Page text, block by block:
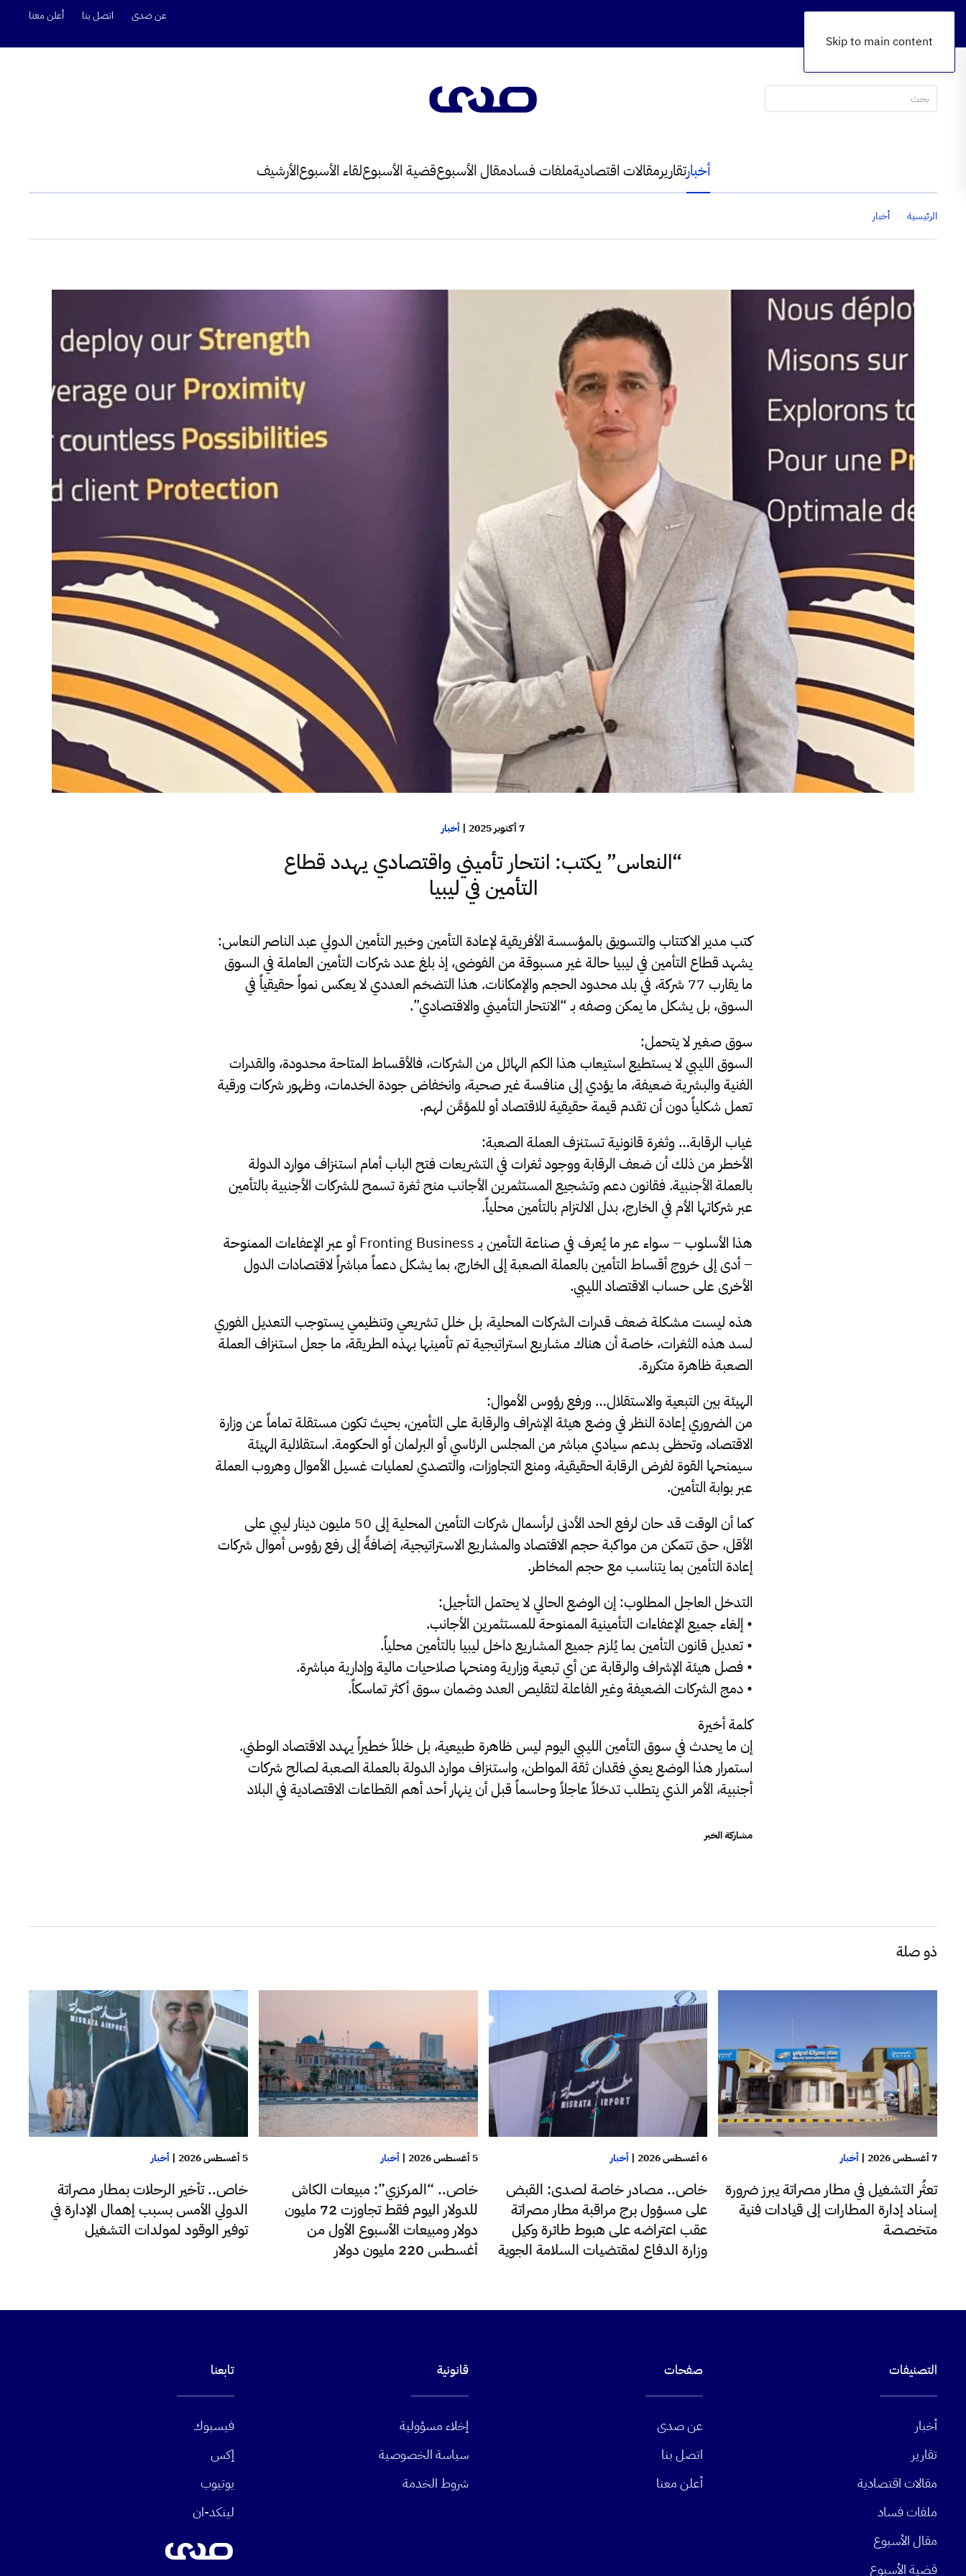
Skip to main content
عن صدى اتصل بنا أعلن معنا
أخبارتقاريرمقالات اقتصاديةملفات فسادمقال الأسبوعقضية الأسبوعلقاء الأسبوعالأرشيف
الرئيسية أخبار
7 أكتوبر 2025 | أخبار
“النعاس” يكتب: انتحار تأميني واقتصادي يهدد قطاع
التأمين في ليبيا
كتب مدير الاكتتاب والتسويق بالمؤسسة الأفريقية لإعادة التأمين وخبير التأمين الدولي عبد الناصر النعاس:
يشهد قطاع التأمين في ليبيا حالة غير مسبوقة من الفوضى، إذ بلغ عدد شركات التأمين العاملة في السوق
ما يقارب 77 شركة، في بلد محدود الحجم والإمكانات. هذا التضخم العددي لا يعكس نمواً حقيقياً في
السوق، بل يشكل ما يمكن وصفه بـ “الانتحار التأميني والاقتصادي”.
سوق صغير لا يتحمل:
السوق الليبي لا يستطيع استيعاب هذا الكم الهائل من الشركات، فالأقساط المتاحة محدودة، والقدرات
الفنية والبشرية ضعيفة، ما يؤدي إلى منافسة غير صحية، وانخفاض جودة الخدمات، وظهور شركات ورقية
تعمل شكلياً دون أن تقدم قيمة حقيقية للاقتصاد أو للمؤمَّن لهم.
غياب الرقابة… وثغرة قانونية تستنزف العملة الصعبة:
الأخطر من ذلك أن ضعف الرقابة ووجود ثغرات في التشريعات فتح الباب أمام استنزاف موارد الدولة
بالعملة الأجنبية. فقانون دعم وتشجيع المستثمرين الأجانب منح ثغرة تسمح للشركات الأجنبية بالتأمين
عبر شركاتها الأم في الخارج، بدل الالتزام بالتأمين محلياً.
هذا الأسلوب – سواء عبر ما يُعرف في صناعة التأمين بـ Fronting Business أو عبر الإعفاءات الممنوحة
– أدى إلى خروج أقساط التأمين بالعملة الصعبة إلى الخارج، بما يشكل دعماً مباشراً لاقتصادات الدول
الأخرى على حساب الاقتصاد الليبي.
هذه ليست مشكلة ضعف قدرات الشركات المحلية، بل خلل تشريعي وتنظيمي يستوجب التعديل الفوري
لسد هذه الثغرات، خاصة أن هناك مشاريع استراتيجية تم تأمينها بهذه الطريقة، ما جعل استنزاف العملة
الصعبة ظاهرة متكررة.
الهيئة بين التبعية والاستقلال… ورفع رؤوس الأموال:
من الضروري إعادة النظر في وضع هيئة الإشراف والرقابة على التأمين، بحيث تكون مستقلة تماماً عن وزارة
الاقتصاد، وتحظى بدعم سيادي مباشر من المجلس الرئاسي أو البرلمان أو الحكومة. استقلالية الهيئة
سيمنحها القوة لفرض الرقابة الحقيقية، ومنع التجاوزات، والتصدي لعمليات غسيل الأموال وهروب العملة
عبر بوابة التأمين.
كما أن الوقت قد حان لرفع الحد الأدنى لرأسمال شركات التأمين المحلية إلى 50 مليون دينار ليبي على
الأقل، حتى تتمكن من مواكبة حجم الاقتصاد والمشاريع الاستراتيجية، إضافةً إلى رفع رؤوس أموال شركات
إعادة التأمين بما يتناسب مع حجم المخاطر.
التدخل العاجل المطلوب: إن الوضع الحالي لا يحتمل التأجيل:
• إلغاء جميع الإعفاءات التأمينية الممنوحة للمستثمرين الأجانب.
• تعديل قانون التأمين بما يُلزم جميع المشاريع داخل ليبيا بالتأمين محلياً.
• فصل هيئة الإشراف والرقابة عن أي تبعية وزارية ومنحها صلاحيات مالية وإدارية مباشرة.
• دمج الشركات الضعيفة وغير الفاعلة لتقليص العدد وضمان سوق أكثر تماسكاً.
كلمة أخيرة
إن ما يحدث في سوق التأمين الليبي اليوم ليس ظاهرة طبيعية، بل خللاً خطيراً يهدد الاقتصاد الوطني.
استمرار هذا الوضع يعني فقدان ثقة المواطن، واستنزاف موارد الدولة بالعملة الصعبة لصالح شركات
أجنبية، الأمر الذي يتطلب تدخلاً عاجلاً وحاسماً قبل أن ينهار أحد أهم القطاعات الاقتصادية في البلاد
مشاركة الخبر
ذو صلة
7 أغسطس 2026 | أخبار
تعثُر التشغيل في مطار مصراتة يبرز ضرورة
إسناد إدارة المطارات إلى قيادات فنية
متخصصة
6 أغسطس 2026 | أخبار
خاص.. مصادر خاصة لصدى: القبض
على مسؤول برج مراقبة مطار مصراتة
عقب اعتراضه على هبوط طائرة وكيل
وزارة الدفاع لمقتضيات السلامة الجوية
5 أغسطس 2026 |أخبار
خاص.. “المركزي”: مبيعات الكاش
للدولار اليوم فقط تجاوزت 72 مليون
دولار ومبيعات الأسبوع الأول من
أغسطس 220 مليون دولار
5 أغسطس 2026 |أخبار
خاص.. تأخير الرحلات بمطار مصراتة
الدولي الأمس بسبب إهمال الإدارة في
توفير الوقود لمولدات التشغيل
التصنيفات
أخبار
تقارير
مقالات اقتصادية
ملفات فساد
مقال الأسبوع
قضية الأسبوع
صفحات
عن صدى
اتصل بنا
أعلن معنا
قانونية
إخلاء مسؤولية
سياسة الخصوصية
شروط الخدمة
تابعنا
فيسبوك
إكس
يوتيوب
لينكد-ان